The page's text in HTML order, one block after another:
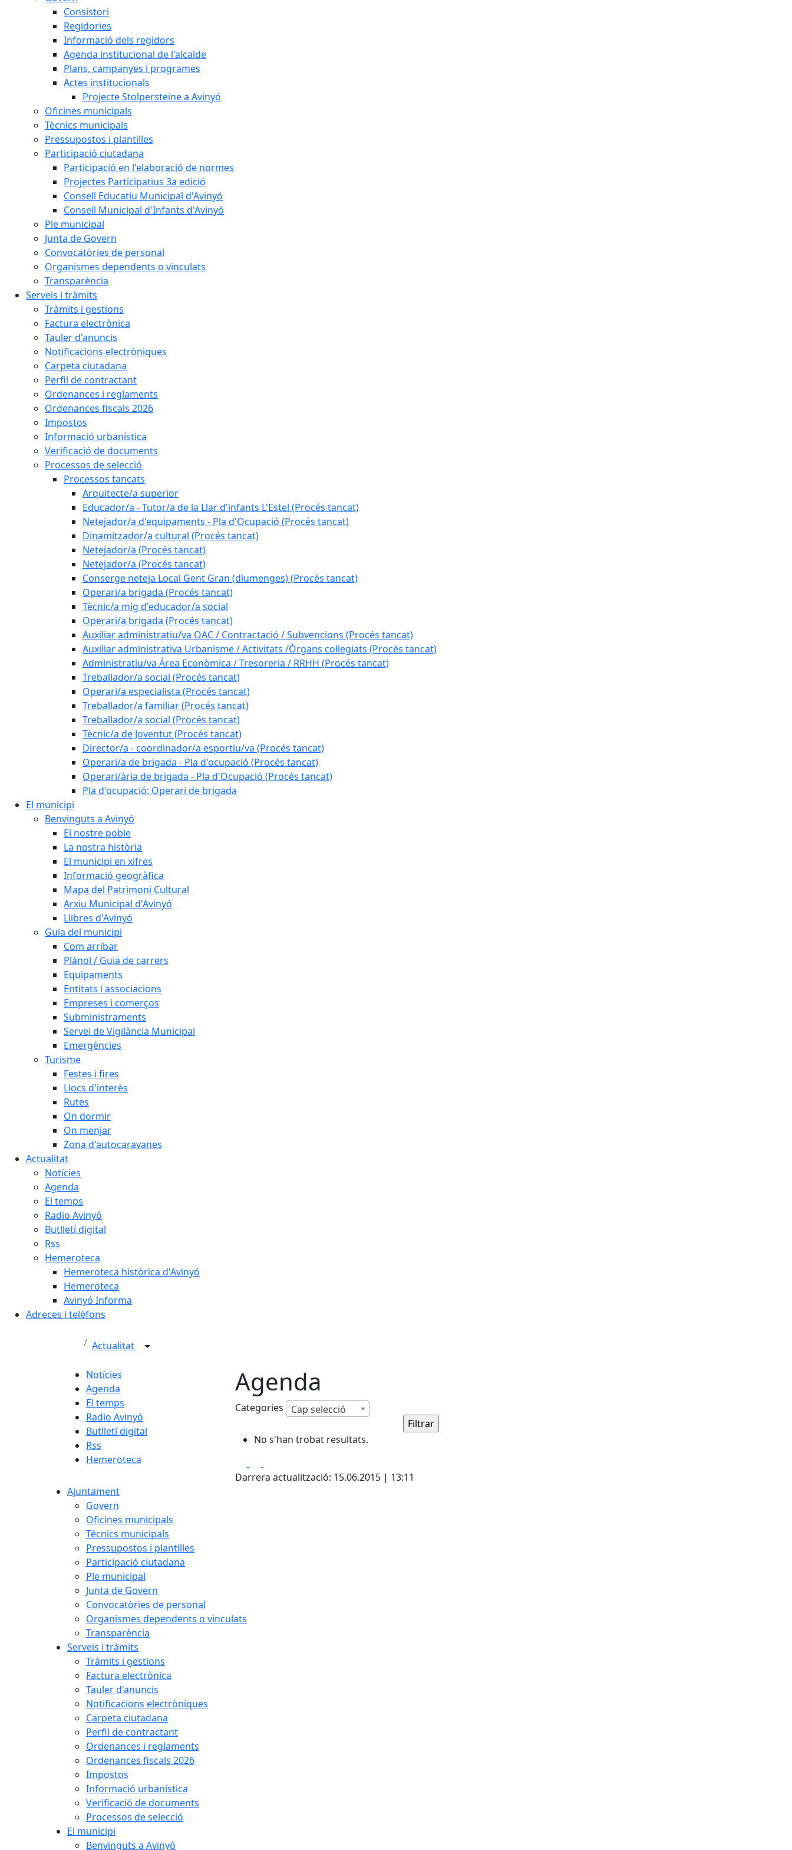
Consistori
Regidories
Informació dels regidors
Agenda institucional de l'alcalde
Plans, campanyes i programes
Actes institucionals
Projecte Stolpersteine a Avinyó
Oficines municipals
Tècnics municipals
Pressupostos i plantilles
Participació ciutadana
Participació en l'elaboració de normes
Projectes Participatius 3a edició
Consell Educatiu Municipal d'Avinyó
Consell Municipal d'Infants d'Avinyó
Ple municipal
Junta de Govern
Convocatòries de personal
Organismes dependents o vinculats
Transparència
Serveis i tràmits
Tràmits i gestions
Factura electrònica
Tauler d'anuncis
Notificacions electròniques
Carpeta ciutadana
Perfil de contractant
Ordenances i reglaments
Ordenances fiscals 2026
Impostos
Informació urbanística
Verificació de documents
Processos de selecció
Processos tancats
Arquitecte/a superior
Educador/a - Tutor/a de la Llar d'infants L'Estel (Procés tancat)
Netejador/a d'equipaments - Pla d'Ocupació (Procés tancat)
Dinamitzador/a cultural (Procés tancat)
Netejador/a (Procés tancat)
Netejador/a (Procés tancat)
Conserge neteja Local Gent Gran (diumenges) (Procés tancat)
Operari/a brigada (Procés tancat)
Tècnic/a mig d'educador/a social
Operari/a brigada (Procés tancat)
Auxiliar administratiu/va OAC / Contractació / Subvencions (Procés tancat)
Auxiliar administrativa Urbanisme / Activitats /Òrgans col·legiats (Procés tancat)
Administratiu/va Àrea Econòmica / Tresoreria / RRHH (Procés tancat)
Treballador/a social (Procés tancat)
Operari/a especialista (Procés tancat)
Treballador/a familiar (Procés tancat)
Treballador/a social (Procés tancat)
Tècnic/a de Joventut (Procés tancat)
Director/a - coordinador/a esportiu/va (Procés tancat)
Operari/a de brigada - Pla d'ocupació (Procés tancat)
Operari/ària de brigada - Pla d'Ocupació (Procés tancat)
Pla d'ocupació: Operari de brigada
El municipi
Benvinguts a Avinyó
El nostre poble
La nostra història
El municipi en xifres
Informació geogràfica
Mapa del Patrimoni Cultural
Arxiu Municipal d'Avinyó
Llibres d'Avinyó
Guia del municipi
Com arribar
Plànol / Guia de carrers
Equipaments
Entitats i associacions
Empreses i comerços
Subministraments
Servei de Vigilància Municipal
Emergències
Turisme
Festes i fires
Llocs d'interès
Rutes
On dormir
On menjar
Zona d'autocaravanes
Actualitat
Notícies
Agenda
El temps
Radio Avinyó
Butlletí digital
Rss
Hemeroteca
Hemeroteca històrica d'Avinyó
Hemeroteca
Avinyó Informa
Adreces i telèfons
Actualitat
Notícies
Agenda
El temps
Radio Avinyó
Butlletí digital
Rss
Hemeroteca
Agenda
Categories Cap selecció
No s'han trobat resultats.
Darrera actualització: 15.06.2015 | 13:11
Ajuntament
Govern
Oficines municipals
Tècnics municipals
Pressupostos i plantilles
Participació ciutadana
Ple municipal
Junta de Govern
Convocatòries de personal
Organismes dependents o vinculats
Transparència
Serveis i tràmits
Tràmits i gestions
Factura electrònica
Tauler d'anuncis
Notificacions electròniques
Carpeta ciutadana
Perfil de contractant
Ordenances i reglaments
Ordenances fiscals 2026
Impostos
Informació urbanística
Verificació de documents
Processos de selecció
El municipi
Benvinguts a Avinyó